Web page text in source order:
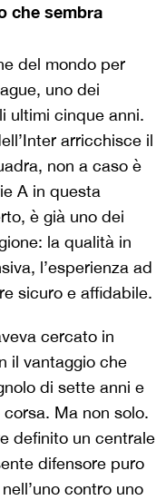
che sembra
del mondo per
uno dei
ultimi cinque anni.
arricchisce il
non a caso è
A in questa
è già uno dei
la qualità in
l’esperienza ad
sicuro e affidabile.
cercato in
il vantaggio che
di sette anni e
Ma non solo.
definito un centrale
difensore puro
contro uno